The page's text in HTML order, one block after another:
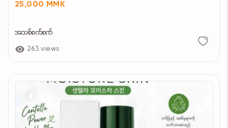
25,000 MMK
အသစ်စက်စက်
263 views